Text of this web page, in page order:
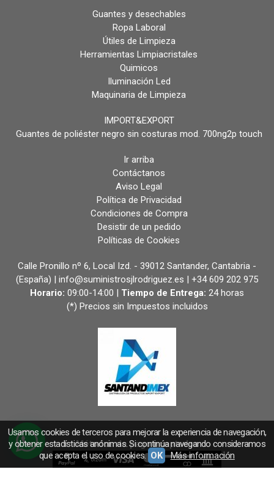
Guantes y desechables
Ropa Laboral
Útiles de Limpieza
Herramientas Limpiacristales
Quimicos
Iluminación Led
Maquinaria de Limpieza
IMPORT&EXPORT
Guantes de poliéster negro sin costuras mod. 700ng2p touch
Ir arriba
Contáctanos
Aviso Legal
Política de Privacidad
Condiciones de Compra
Desistir de un pedido
Políticas de Cookies
Calle Pronillo nº 6, Local Izd. - 39012 Santander, Cantabria -
(España) | info@suministrosjlrodriguez.es | +34 609 202 975
Horario: 09:00-14:00 | Tiempo de Entrega: 24 horas
(*) Precios sin Impuestos incluidos
Métodos de pago aceptados
Usamos cookies de terceros para mejorar la experiencia de navegación,
y obtener estadísticas anónimas. Si continúa navegando consideramos
que acepta el uso de cookies. OK Más información